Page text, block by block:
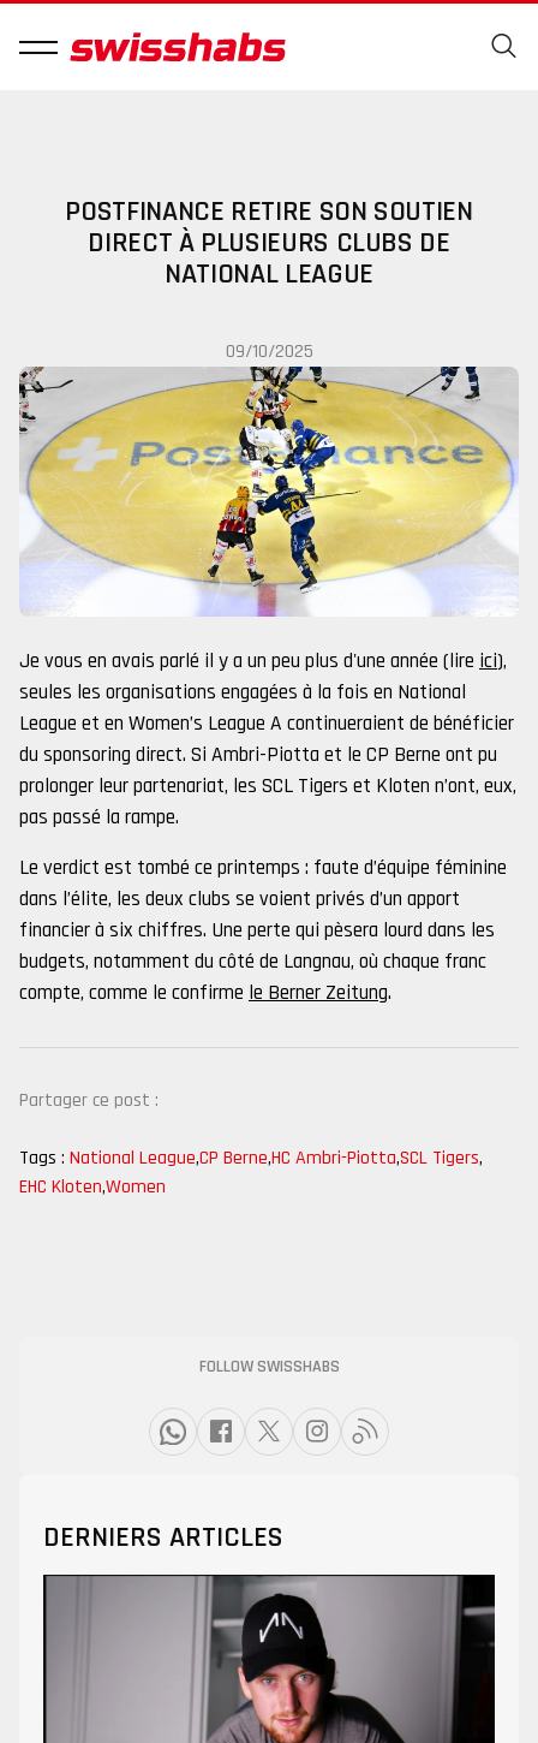
POSTFINANCE RETIRE SON SOUTIEN
DIRECT À PLUSIEURS CLUBS DE
NATIONAL LEAGUE
09/10/2025
Je vous en avais parlé il y a un peu plus d'une année (lire ici),
seules les organisations engagées à la fois en National
League et en Women’s League A continueraient de bénéficier
du sponsoring direct. Si Ambri-Piotta et le CP Berne ont pu
prolonger leur partenariat, les SCL Tigers et Kloten n’ont, eux,
pas passé la rampe.
Le verdict est tombé ce printemps : faute d’équipe féminine
dans l’élite, les deux clubs se voient privés d’un apport
financier à six chiffres. Une perte qui pèsera lourd dans les
budgets, notamment du côté de Langnau, où chaque franc
compte, comme le confirme le Berner Zeitung.
Partager ce post :
Tags : National League,CP Berne,HC Ambri-Piotta,SCL Tigers,
EHC Kloten,Women
FOLLOW SWISSHABS
DERNIERS ARTICLES